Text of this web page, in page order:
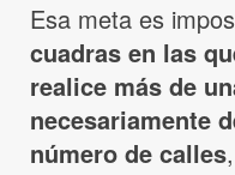
Esa meta es
cuadras en las
realice más de
necesariamente
número de calles